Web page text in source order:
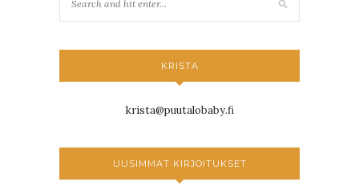
KRISTA
krista@puutalobaby.fi
UUSIMMAT KIRJOITUKSET